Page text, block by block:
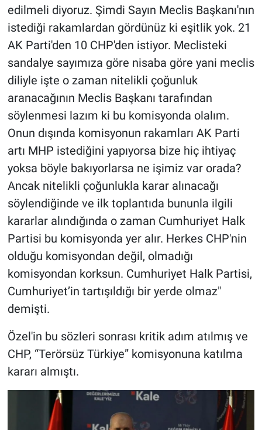
edilmeli diyoruz. Şimdi Sayın Meclis Başkanı'nın
istediği rakamlardan gördünüz ki eşitlik yok. 21
AK Parti'den 10 CHP'den istiyor. Meclisteki
sandalye sayımıza göre nisaba göre yani meclis
diliyle işte o zaman nitelikli çoğunluk
aranacağının Meclis Başkanı tarafından
söylenmesi lazım ki bu komisyonda olalım.
Onun dışında komisyonun rakamları AK Parti
artı MHP istediğini yapıyorsa bize hiç ihtiyaç
yoksa böyle bakıyorlarsa ne işimiz var orada?
Ancak nitelikli çoğunlukla karar alınacağı
söylendiğinde ve ilk toplantıda bununla ilgili
kararlar alındığında o zaman Cumhuriyet Halk
Partisi bu komisyonda yer alır. Herkes CHP'nin
olduğu komisyondan değil, olmadığı
komisyondan korksun. Cumhuriyet Halk Partisi,
Cumhuriyet’in tartışıldığı bir yerde olmaz"
demişti.
Özel'in bu sözleri sonrası kritik adım atılmış ve
CHP, “Terörsüz Türkiye” komisyonuna katılma
kararı almıştı.